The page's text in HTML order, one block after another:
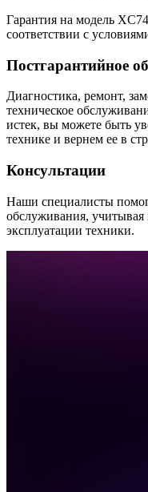
Гарантия на модель
соответствии с
Постгарантийное
Диагностика, ремонт,
техническое
истек, вы можете быть
технике и вернем ее в
Консультации
Наши специалисты
обслуживания,
эксплуатации техники.